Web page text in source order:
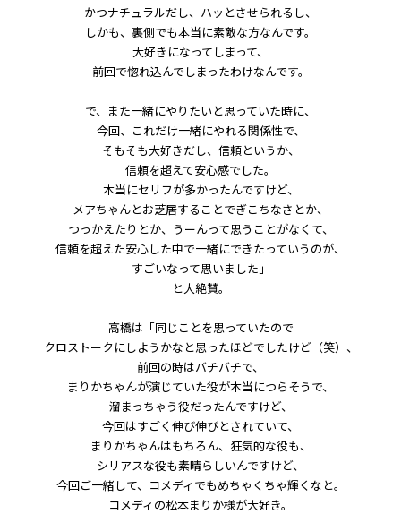
かつナチュラルだし、ハッとさせられるし、
しかも、裏側でも本当に素敵な方なんです。
大好きになってしまって、
前回で惚れ込んでしまったわけなんです。
で、また一緒にやりたいと思っていた時に、
今回、これだけ一緒にやれる関係性で、
そもそも大好きだし、信頼というか、
信頼を超えて安心感でした。
本当にセリフが多かったんですけど、
メアちゃんとお芝居することでぎこちなさとか、
つっかえたりとか、うーんって思うことがなくて、
信頼を超えた安心した中で一緒にできたっていうのが、
すごいなって思いました」
と大絶賛。
高橋は「同じことを思っていたので
クロストークにしようかなと思ったほどでしたけど（笑）、
前回の時はバチバチで、
まりかちゃんが演じていた役が本当につらそうで、
溜まっちゃう役だったんですけど、
今回はすごく伸び伸びとされていて、
まりかちゃんはもちろん、狂気的な役も、
シリアスな役も素晴らしいんですけど、
今回ご一緒して、コメディでもめちゃくちゃ輝くなと。
コメディの松本まりか様が大好き。